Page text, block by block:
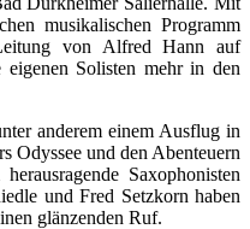
musikalischen Programm
von Alfred Hann auf
Solisten mehr in den
anderem einem Ausflug in
Odyssee und den Abenteuern
Saxophonisten
und Fred Setzkorn haben
glänzenden Ruf.